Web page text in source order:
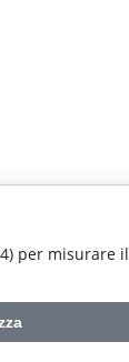
per misurare il